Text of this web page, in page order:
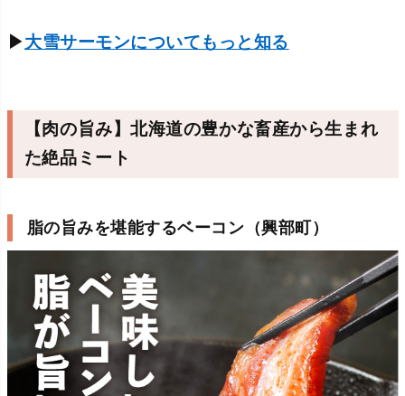
▶大雪サーモンについてもっと知る
【肉の旨み】北海道の豊かな畜産から生まれ
た絶品ミート
脂の旨みを堪能するベーコン（興部町）